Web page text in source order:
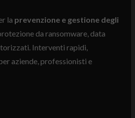
la prevenzione e gestione degli
da ransomware, data
Interventi rapidi,
aziende, professionisti e